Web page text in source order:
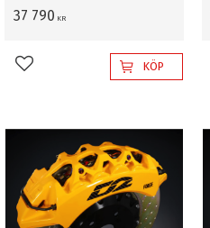
37 790 KR
Lägg till i favoriterKÖP